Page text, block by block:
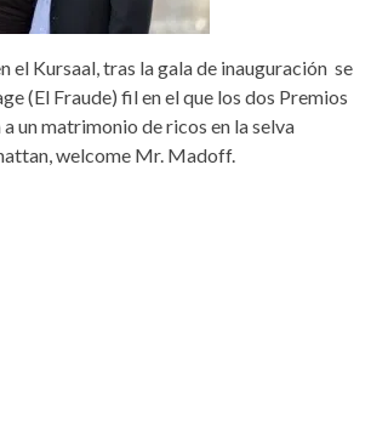
el Kursaal, tras la gala de inauguración se
(El Fraude) fil en el que los dos Premios
un matrimonio de ricos en la selva
welcome Mr. Madoff.